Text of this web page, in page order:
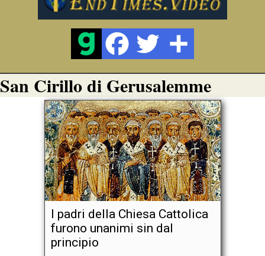
San Cirillo di Gerusalemme
I padri della Chiesa Cattolica
furono unanimi sin dal
principio